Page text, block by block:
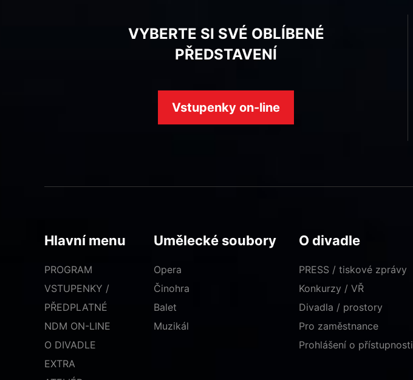
VYBERTE SI SVÉ OBLÍBENÉ
PŘEDSTAVENÍ
Vstupenky on-line
Hlavní menu
PROGRAM
VSTUPENKY /
PŘEDPLATNÉ
NDM ON-LINE
O DIVADLE
EXTRA
Umělecké soubory
Opera
Činohra
Balet
Muzikál
O divadle
PRESS / tiskové zprávy
Konkurzy / VŘ
Divadla / prostory
Pro zaměstnance
Prohlášení o přístupnosti